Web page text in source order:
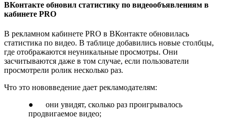
ВКонтакте обновил статистику по видеообъявлениям в
кабинете PRO
В рекламном кабинете PRO в ВКонтакте обновилась
статистика по видео. В таблице добавились новые столбцы,
где отображаются неуникальные просмотры. Они
засчитываются даже в том случае, если пользователи
просмотрели ролик несколько раз.
Что это нововведение дает рекламодателям:
● они увидят, сколько раз проигрывалось
продвигаемое видео;